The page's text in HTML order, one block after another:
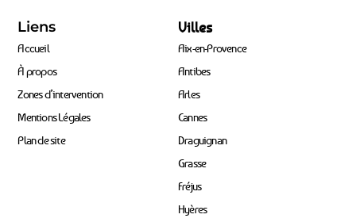
Liens
Accueil
À propos
Zones d’intervention
Mentions Légales
Plan de site
Villes
Aix-en-Provence
Antibes
Arles
Cannes
Draguignan
Grasse
Fréjus
Hyères